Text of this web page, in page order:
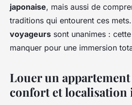
japonaise, mais aussi de
traditions qui entourent ces
voyageurs sont unanimes :
manquer pour une immersion
Louer un appartement
confort et localisation